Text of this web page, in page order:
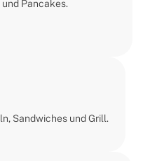
Pancakes.
Sandwiches und Grill.